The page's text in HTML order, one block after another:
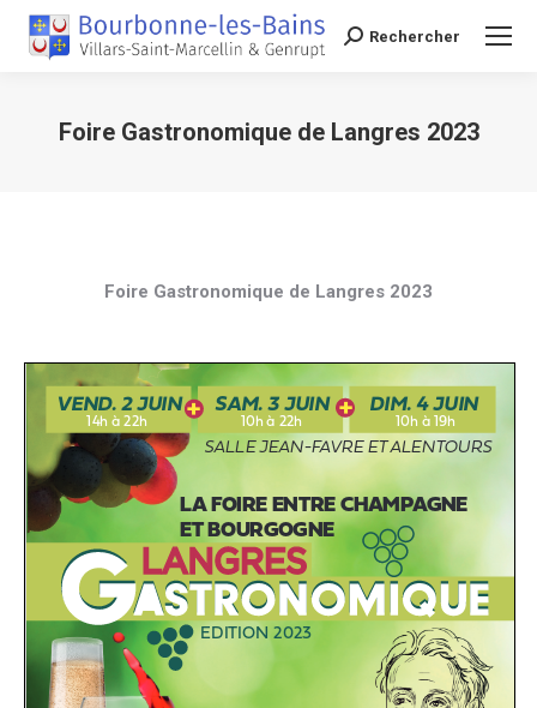
Recherche
Rechercher
Foire Gastronomique de Langres 2023
Foire Gastronomique de Langres 2023